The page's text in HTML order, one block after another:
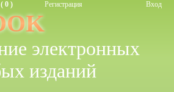
0 ) Регистрация Вход
электронных
изданий